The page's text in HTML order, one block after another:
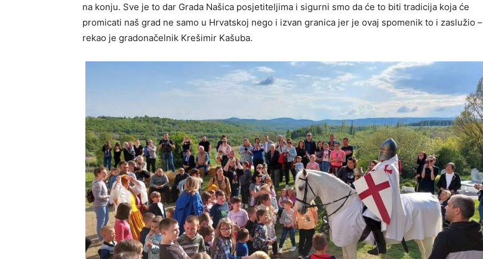
na konju. Sve je to dar Grada Našica posjetiteljima i sigurni smo da će to biti tradicija koja će
promicati naš grad ne samo u Hrvatskoj nego i izvan granica jer je ovaj spomenik to i zaslužio –
rekao je gradonačelnik Krešimir Kašuba.